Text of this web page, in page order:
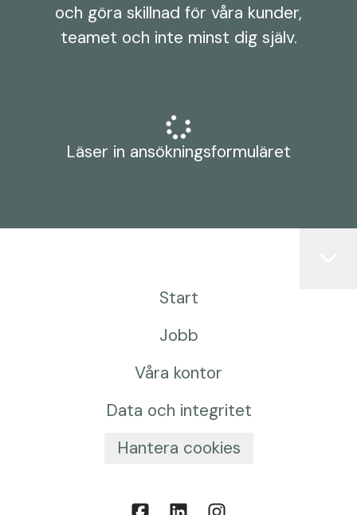
och göra skillnad för våra kunder,
teamet och inte minst dig själv.
Läser in ansökningsformuläret
Start
Jobb
Våra kontor
Data och integritet
Hantera cookies